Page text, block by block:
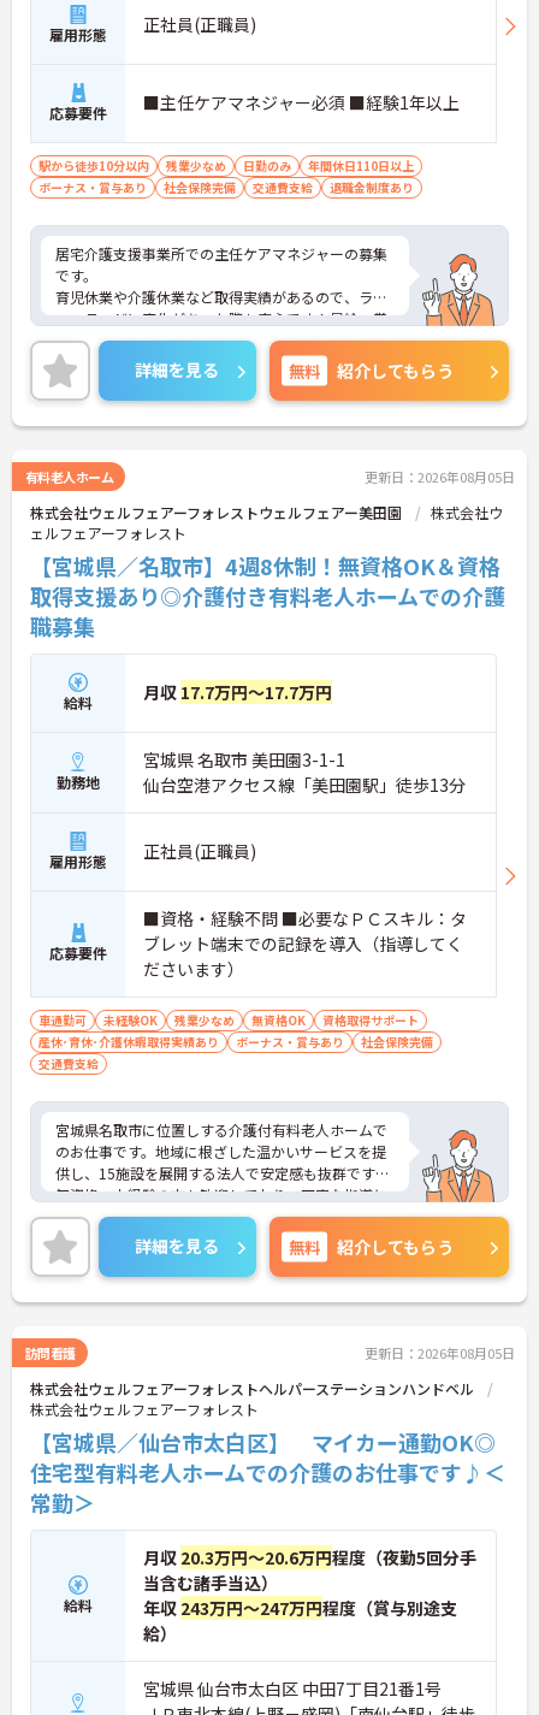
雇用形態 正社員(正職員)
応募要件 ■主任ケアマネジャー必須 ■経験1年以上
駅から徒歩10分以内 残業少なめ 日勤のみ
年間休日110日以上
ボーナス・賞与あり
社会保険完備 交通費支給 退職金制度あり
居宅介護支援事業所での主任ケアマネジャーの募集
です。
育児休業や介護休業など取得実績があるので、ライ
フステージに変化があった際も安心です！昇給・賞
与ありのため、あなたの頑張りがしっかり評価され
ます。
ご興味のある方には、面接対策ポイントなど、さら
に詳細をお話しいたしますのでお気軽にご相談くだ
さい！
詳細を見る 無料 紹介してもらう
有料老人ホーム 更新日：2026年08月05日
株式会社ウェルフェアーフォレストウェルフェアー美田園
株式会社ウ
ェルフェアーフォレスト
【宮城県／名取市】4週8休制！無資格OK＆資格
取得支援あり◎介護付き有料老人ホームでの介護
職募集
給料 月収 17.7万円～17.7万円
勤務地
宮城県 名取市 美田園3-1-1
仙台空港アクセス線「美田園駅」徒歩13分
雇用形態 正社員(正職員)
応募要件
■資格・経験不問 ■必要なＰＣスキル：タ
ブレット端末での記録を導入（指導してく
ださいます）
車通勤可 未経験OK 残業少なめ 無資格OK
資格取得サポート
産休･育休･介護休暇取得実績あり
ボーナス・賞与あり
社会保険完備
交通費支給
宮城県名取市に位置しする介護付有料老人ホームで
のお仕事です。地域に根ざした温かいサービスを提
供し、15施設を展開する法人で安定感も抜群です。
無資格・未経験の方も歓迎しており、丁寧な指導と
資格取得支援制度が充実しているため、安心してス
タートできます。育児休業や介護休業の取得実績も
あり、ライフステージに応じた働き方が可能です。
人と関わりながら、利用者様に寄り添った介護を提
供したい方に最適な職場です。ご興味のある方に
ますのでお気軽にご相談ください！
詳細を見る 無料 紹介してもらう
訪問看護 更新日：2026年08月05日
株式会社ウェルフェアーフォレストヘルパーステーションハンドベル
株式会社ウェルフェアーフォレスト
【宮城県／仙台市太白区】 マイカー通勤OK◎
住宅型有料老人ホームでの介護のお仕事です♪＜
常勤＞
給料
月収 20.3万円～20.6万円程度（夜勤5回分手
当含む諸手当込）
年収 243万円～247万円程度（賞与別途支
給）
宮城県 仙台市太白区 中田7丁目21番1号